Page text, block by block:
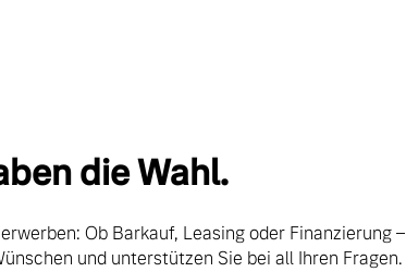
die Wahl.
Ob Barkauf, Leasing oder Finanzierung –
und unterstützen Sie bei all Ihren Fragen.